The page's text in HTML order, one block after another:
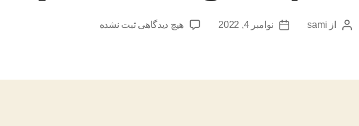
نویسندهٔ
از sami
تاریخنوامبر 4, 2022 هیچ دیدگاهیبرای
ارزان
ثبت نشده